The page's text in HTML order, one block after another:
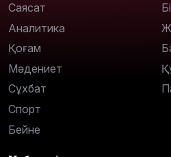
Саясат
Аналитика
Қоғам
Мәдениет
Сұхбат
Спорт
Бейне